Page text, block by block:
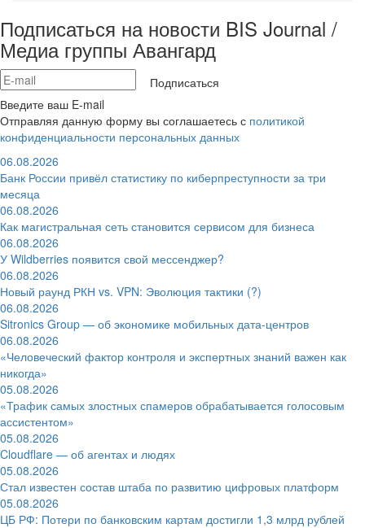
Подписаться на новости BIS Journal /
Медиа группы Авангард
Подписаться
Введите ваш E-mail
Отправляя данную форму вы соглашаетесь с политикой
конфиденциальности персональных данных
06.08.2026
Банк России привёл статистику по киберпреступности за три
месяца
06.08.2026
Как магистральная сеть становится сервисом для бизнеса
06.08.2026
У Wildberries появится свой мессенджер?
06.08.2026
Новый раунд РКН vs. VPN: Эволюция тактики (?)
06.08.2026
Sitronics Group — об экономике мобильных дата-центров
06.08.2026
«Человеческий фактор контроля и экспертных знаний важен как
никогда»
05.08.2026
«Трафик самых злостных спамеров обрабатывается голосовым
ассистентом»
05.08.2026
Cloudflare — об агентах и людях
05.08.2026
Стал известен состав штаба по развитию цифровых платформ
05.08.2026
ЦБ РФ: Потери по банковским картам достигли 1,3 млрд рублей